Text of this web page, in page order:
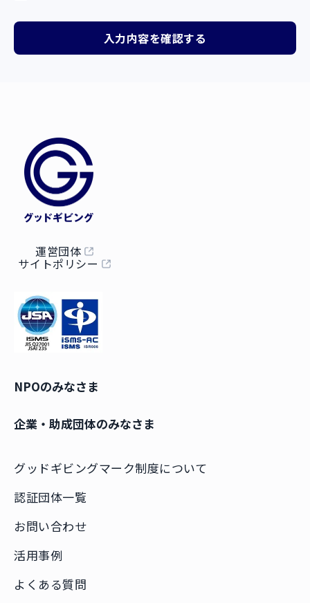
入力内容を確認する
運営団体
サイトポリシー
NPOのみなさま
企業・助成団体のみなさま
グッドギビングマーク制度について
認証団体一覧
お問い合わせ
活用事例
よくある質問